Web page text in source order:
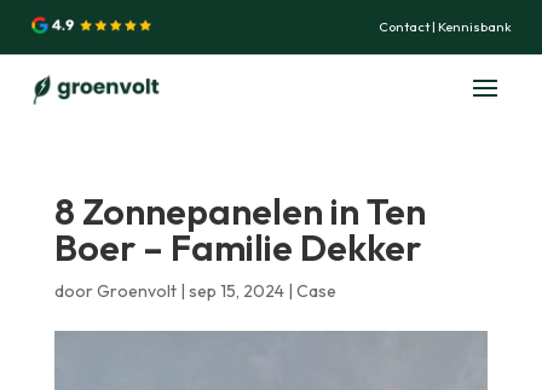
Contact| Kennisbank
8 Zonnepanelen in Ten
Boer – Familie Dekker
doorGroenvolt| sep 15, 2024| Case